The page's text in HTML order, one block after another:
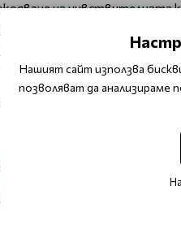
на чувствителната
на pH баланса на кожата.
върху животни или
обилно с хладка
кожа
Нашият сайт използва
позволяват да